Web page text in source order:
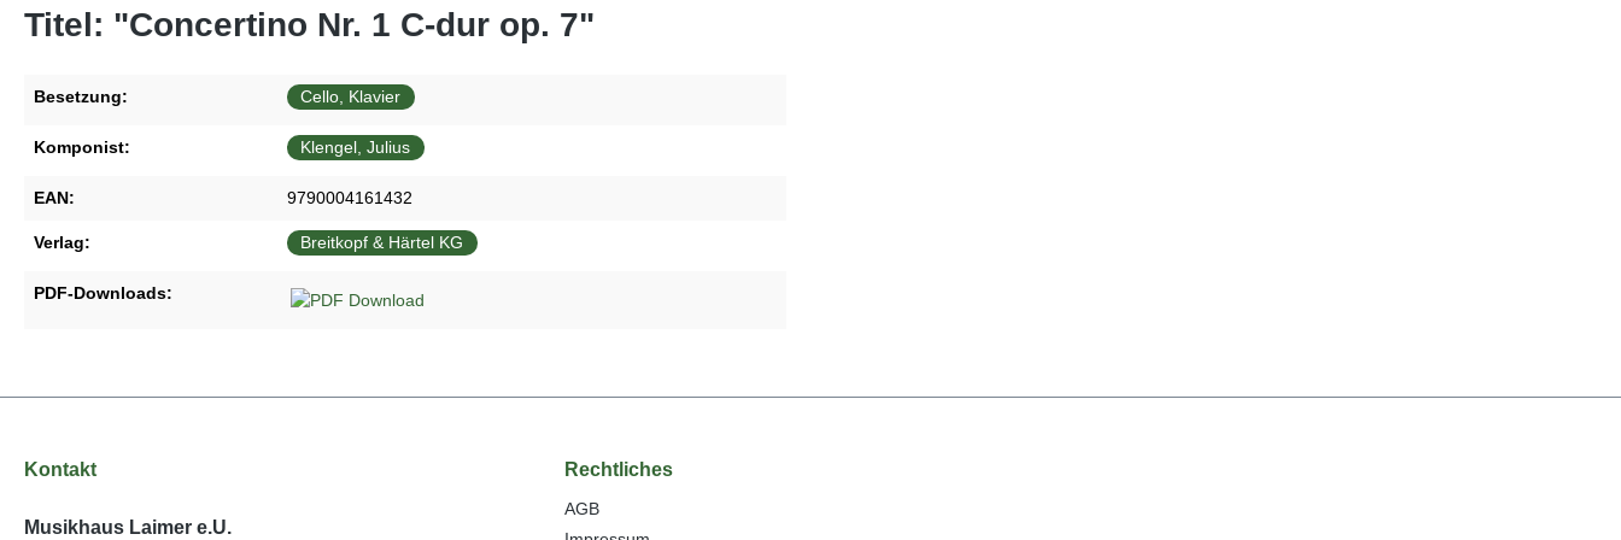
Titel: "Concertino Nr. 1 C-dur op. 7"
Besetzung: Cello, Klavier
Komponist: Klengel, Julius
EAN: 9790004161432
Verlag: Breitkopf & Härtel KG
PDF-Downloads:
Kontakt
Musikhaus Laimer e.U.
Rechtliches
AGB